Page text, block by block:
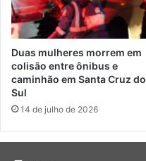
Duas mulheres morrem em
colisão entre ônibus e
caminhão em Santa Cruz do
Sul
14 de julho de 2026